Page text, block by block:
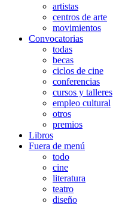
artistas
centros de arte
movimientos
Convocatorias
todas
becas
ciclos de cine
conferencias
cursos y talleres
empleo cultural
otros
premios
Libros
Fuera de menú
todo
cine
literatura
teatro
diseño